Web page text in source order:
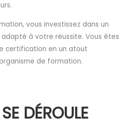
vous investissez dans un
à votre réussite. Vous êtes
certification en un atout
de formation.
DÉROULE